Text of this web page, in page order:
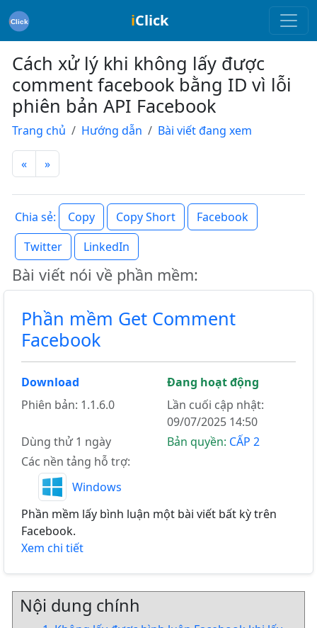
iClick
Cách xử lý khi không lấy được
comment facebook bằng ID vì lỗi
phiên bản API Facebook
Trang chủ Hướng dẫn Bài viết đang xem
« »
Chia sẻ: Copy Copy Short
Facebook
Twitter
LinkedIn
Bài viết nói về phần mềm:
Phần mềm Get Comment
Facebook
Download
Đang hoạt động
Phiên bản: 1.1.6.0
Lần cuối cập nhật:
09/07/2025 14:50
Dùng thử 1 ngày
Bản quyền: CẤP 2
Các nền tảng hỗ trợ:
Windows
Phần mềm lấy bình luận một bài viết bất kỳ trên
Facebook.
Xem chi tiết
Nội dung chính